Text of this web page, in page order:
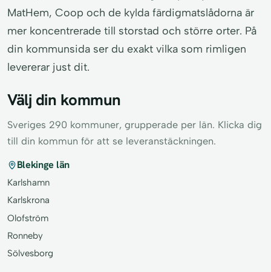
MatHem, Coop och de kylda färdigmatslådorna är
mer koncentrerade till storstad och större orter. På
din kommunsida ser du exakt vilka som rimligen
levererar just dit.
Välj din kommun
Sveriges 290 kommuner, grupperade per län. Klicka dig
till din kommun för att se leveranstäckningen.
Blekinge län
Karlshamn
Karlskrona
Olofström
Ronneby
Sölvesborg